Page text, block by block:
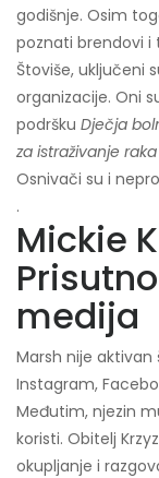
godišnje. Osim
poznati brendovi i
Štoviše, uključeni
organizacije. Oni
podršku Dječja
za istraživanje raka
Osnivači su i
.
Mickie
medija
Marsh nije
Instagram,
Međutim, njezin
koristi. Obitelj
okupljanje i